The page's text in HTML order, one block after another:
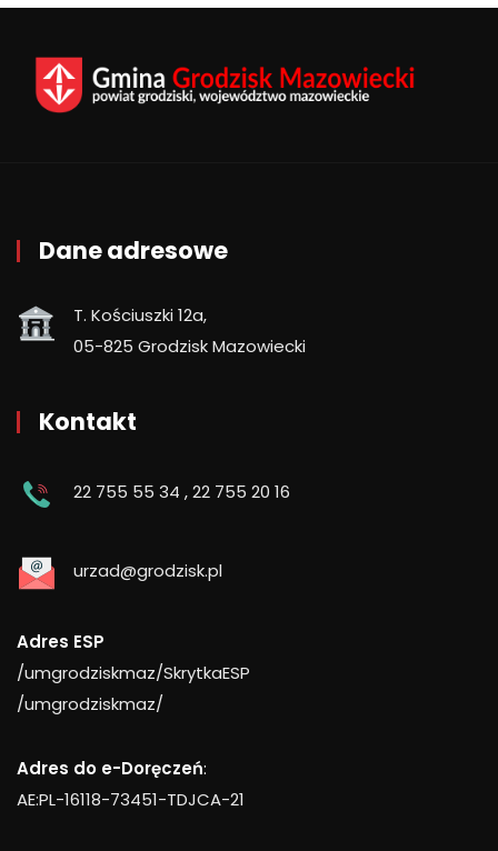
Dane adresowe
T. Kościuszki 12a,
05-825 Grodzisk Mazowiecki
Kontakt
22 755 55 34 ,22 755 20 16
urzad@grodzisk.pl
Adres ESP
/umgrodziskmaz/SkrytkaESP
/umgrodziskmaz/
Adres do e-Doręczeń:
AE:PL-16118-73451-TDJCA-21